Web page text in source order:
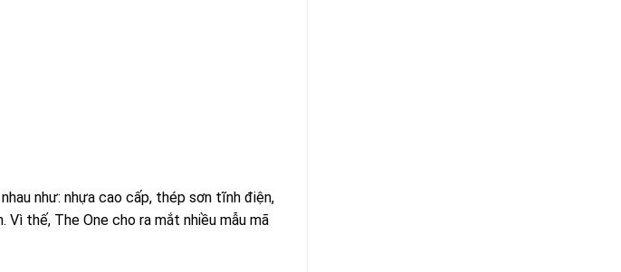
như: nhựa cao cấp, thép sơn tĩnh điện,
thế, The One cho ra mắt nhiều mẫu mã